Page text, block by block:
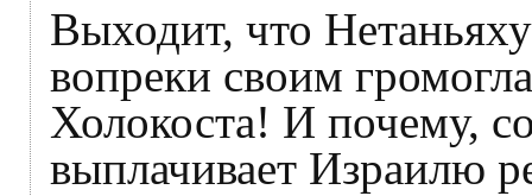
Выходит, что
вопреки своим
Холокоста! И почему,
выплачивает Израилю